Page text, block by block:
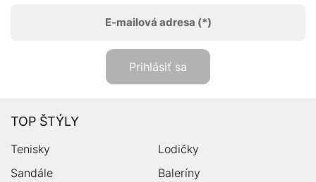
E-mailová adresa (*)
Prihlásiť sa
TOP ŠTÝLY
Tenisky
Lodičky
Sandále
Baleríny